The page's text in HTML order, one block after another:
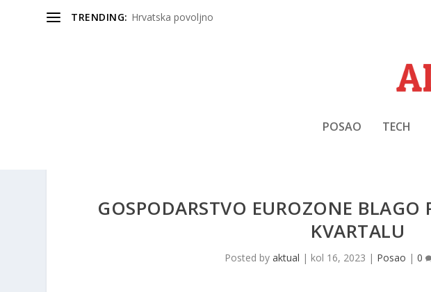
TRENDING: Hrvatska povoljno
POSAO TECH
GOSPODARSTVO EUROZONE BLAGO
KVARTALU
Posted byaktual | kol 16, 2023 | Posao |0